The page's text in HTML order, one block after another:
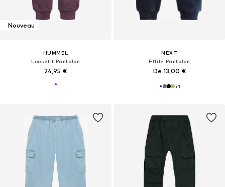
Nouveau
HUMMEL
Loosefit Pantalon
24,95 €
NEXT
Effilé Pantalon
De 13,00 €
+1